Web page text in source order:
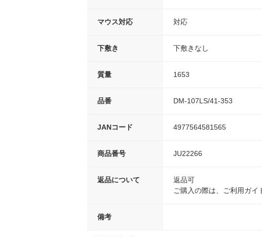
マウス対応 対応
下敷き 下敷きなし
質量 1653
品番 DM-107LS/41-353
JANコード 4977564581565
商品番号 JU22266
返品について
返品可
ご購入の際は、ご利用ガイ
備考